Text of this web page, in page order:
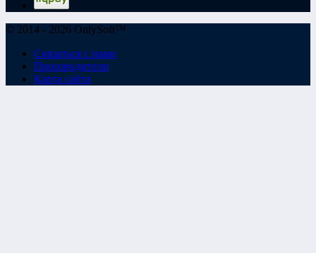
© 2014 - 2026 OnlySoft™
Связаться с нами
Производители
Карта сайта